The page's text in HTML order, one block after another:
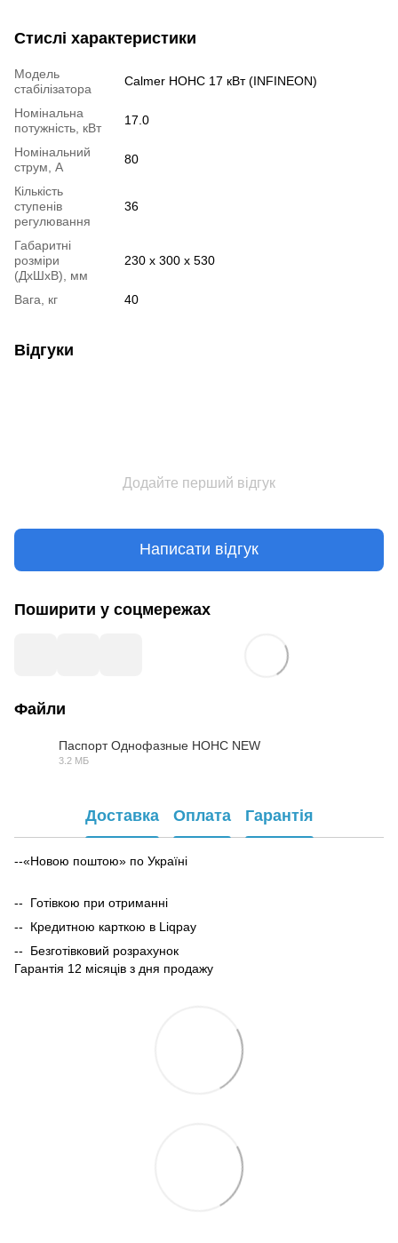
Стислі характеристики
Модель
стабілізатора
Calmer НОНС 17 кВт (INFINEON)
Номінальна
потужність, кВт
17.0
Номінальний
струм, А
80
Кількість
ступенів
регулювання
36
Габаритні
розміри
(ДхШхВ), мм
230 х 300 х 530
Вага, кг 40
Відгуки
Додайте перший відгук
Написати відгук
Поширити у соцмережах
Файли
Паспорт Однофазные НОНС NEW
3.2 МБ
Доставка Оплата Гарантія
--«Новою поштою» по Україні
-- Готівкою при отриманні
-- Кредитною карткою в Liqpay
-- Безготівковий розрахунок
Гарантія 12 місяців з дня продажу